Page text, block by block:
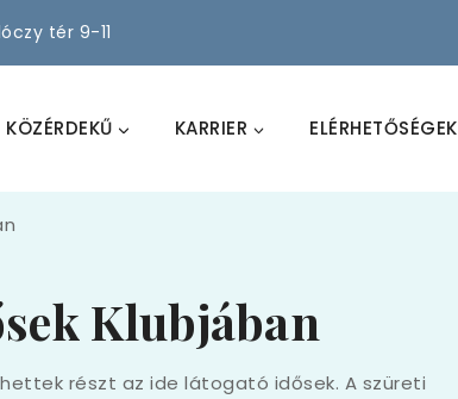
tér 9-11
KÖZÉRDEKŰ KARRIER ELÉRHETŐSÉGEK
Klubjában
részt az ide látogató idősek. A szüreti